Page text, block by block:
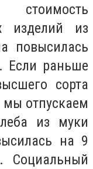
изделий из
повысилась
Если раньше
сорта
мы отпускаем
из муки
на 9
Социальный